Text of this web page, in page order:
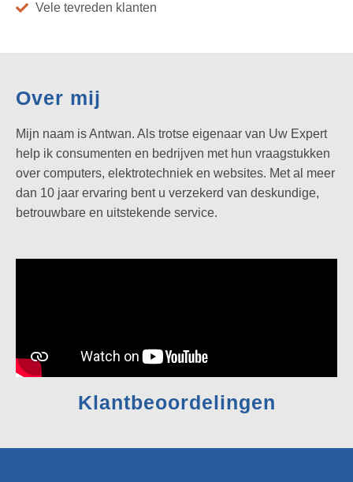
Vele tevreden klanten
Over mij
Mijn naam is Antwan. Als trotse eigenaar van Uw Expert
help ik consumenten en bedrijven met hun vraagstukken
over computers, elektrotechniek en websites. Met al meer
dan 10 jaar ervaring bent u verzekerd van deskundige,
betrouwbare en uitstekende service.
Klantbeoordelingen